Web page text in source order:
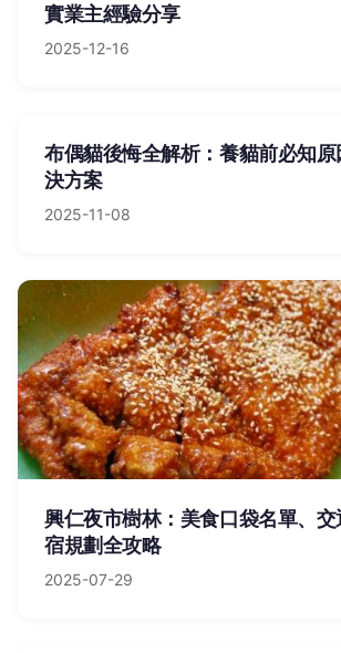
實業主經驗分享
2025-12-16
布偶貓後悔全解析：養貓前必知
決方案
2025-11-08
興仁夜市樹林：美食口袋名單、
宿規劃全攻略
2025-07-29